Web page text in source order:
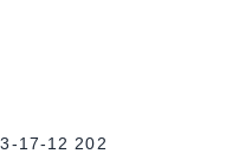
17-12 202